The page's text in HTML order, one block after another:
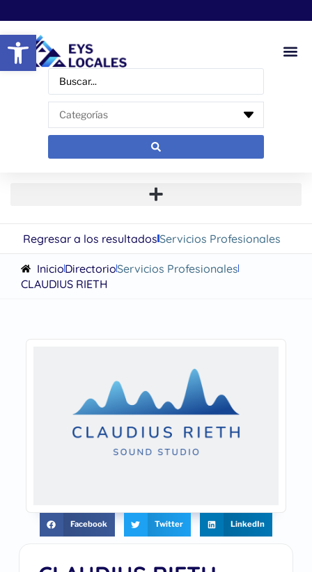
Abrir barra de herramientas
Regresar a los resultadosServicios Profesionales
InicioDirectorioServicios Profesionales
CLAUDIUS RIETH
Facebook Twitter LinkedIn